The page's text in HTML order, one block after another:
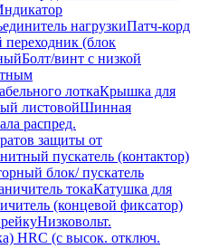
нагрузкиПатч-корд
(блок
Болт/винт с низкой
лоткаКрышка для
листовойШинная
распред.
защиты от
пускатель (контактор)
блок/ пускатель
токаКатушка для
(концевой фиксатор)
Низковольт.
HRC (с высок. отключ.